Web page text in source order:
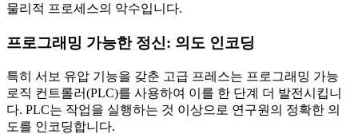
물리적 프로세스의 악수입니다.
프로그래밍 가능한 정신: 의도 인코딩
특히 서보 유압 기능을 갖춘 고급 프레스는 프로그래밍 가능
로직 컨트롤러(PLC)를 사용하여 이를 한 단계 더 발전시킵니
다. PLC는 작업을 실행하는 것 이상으로 연구원의 정확한 의
도를 인코딩합니다.